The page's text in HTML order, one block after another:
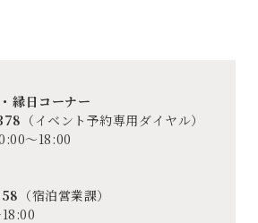
縁日コーナー
（イベント予約専用ダイヤル）
～18:00
（宿泊営業課）